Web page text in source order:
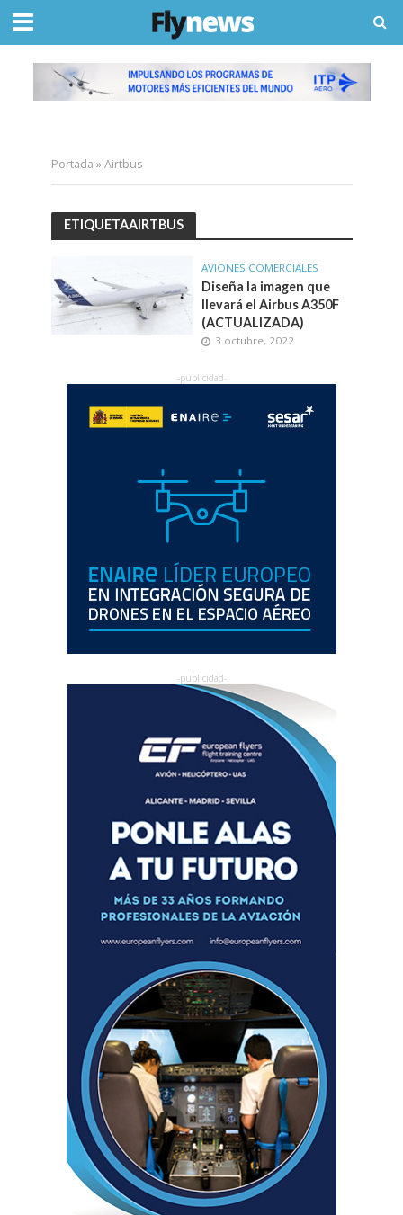
Portada »Airtbus
ETIQUETAAIRTBUS
AVIONES COMERCIALES
Diseña la imagen que
llevará el Airbus A350F
(ACTUALIZADA)
3 octubre, 2022